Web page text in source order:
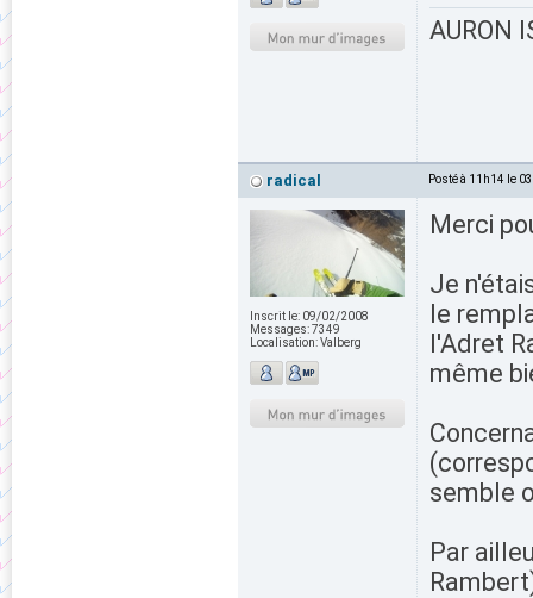
AURON
radical Posté à 11h14 le
Inscrit le: 09/02/2008
Messages:7349
Localisation:Valberg
Merci
Je
le
l'Adret
même
semble
Par